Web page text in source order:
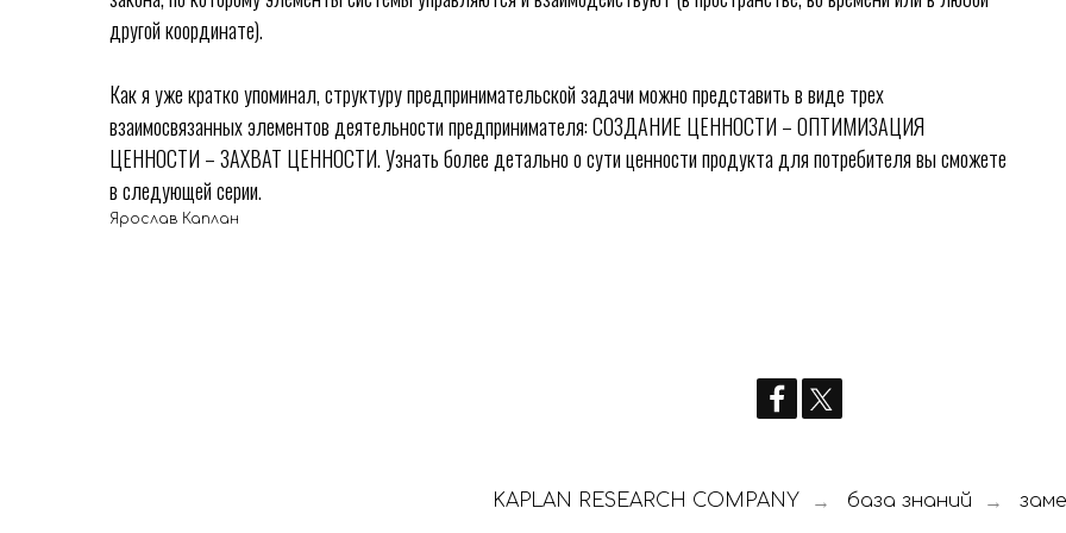
другой координате).
Как я уже кратко упоминал, структуру предпринимательской задачи можно представить в виде трех
взаимосвязанных элементов деятельности предпринимателя: СОЗДАНИЕ ЦЕННОСТИ – ОПТИМИЗАЦИЯ
ЦЕННОСТИ – ЗАХВАТ ЦЕННОСТИ. Узнать более детально о сути ценности продукта для потребителя вы сможете
в следующей серии.
Ярослав Каплан
KAPLAN RESEARCH COMPANY → база знаний →